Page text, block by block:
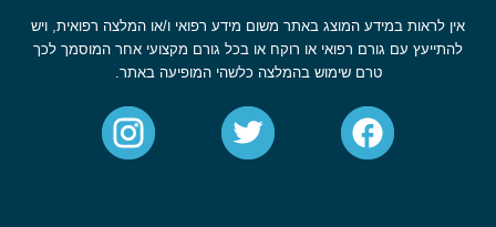
אין לראות במידע המוצג באתר משום מידע רפואי ו/או המלצה רפואית, ויש
להתייעץ עם גורם רפואי או רוקח או בכל גורם מקצועי אחר המוסמך לכך
טרם שימוש בהמלצה כלשהי המופיעה באתר.